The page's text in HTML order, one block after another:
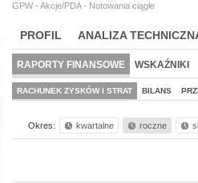
GPW - Akcje/PDA - Notowania ciągłe
PROFIL ANALIZA
RAPORTY FINANSOWE WSKAŹNIKI
RACHUNEK ZYSKÓW I STRAT BILANS
Okres: kwartalne roczne